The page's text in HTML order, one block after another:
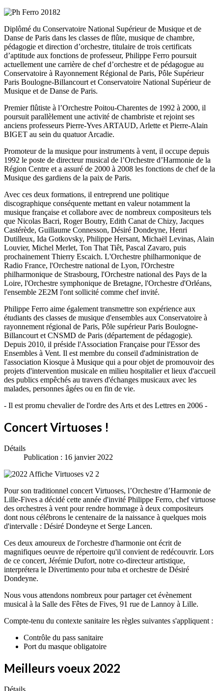
Diplômé du Conservatoire National Supérieur de Musique et de
Danse de Paris dans les classes de flûte, musique de chambre,
pédagogie et direction d’orchestre, titulaire de trois certificats
d’aptitude aux fonctions de professeur, Philippe Ferro poursuit
actuellement une carrière de chef d’orchestre et de pédagogue au
Conservatoire à Rayonnement Régional de Paris, Pôle Supérieur
Paris Boulogne-Billancourt et Conservatoire National Supérieur de
Musique et de Danse de Paris.
Premier flûtiste à l’Orchestre Poitou-Charentes de 1992 à 2000, il
poursuit parallèlement une activité de chambriste et rejoint ses
anciens professeurs Pierre-Yves ARTAUD, Arlette et Pierre-Alain
BIGET au sein du quatuor Arcadie.
Promoteur de la musique pour instruments à vent, il occupe depuis
1992 le poste de directeur musical de l’Orchestre d’Harmonie de la
Région Centre et a assuré de 2000 à 2008 les fonctions de chef de la
Musique des gardiens de la paix de Paris.
Avec ces deux formations, il entreprend une politique
discographique conséquente mettant en valeur notamment la
musique française et collabore avec de nombreux compositeurs tels
que Nicolas Bacri, Roger Boutry, Edith Canat de Chizy, Jacques
Castérède, Guillaume Connesson, Désiré Dondeyne, Henri
Dutilleux, Ida Gotkovsky, Philippe Hersant, Michaël Levinas, Alain
Louvier, Michel Merlet, Ton That Tiêt, Pascal Zavaro, puis
prochainement Thierry Escaich. L'Orchestre philharmonique de
Radio France, l'Orchestre national de Lyon, l'Orchestre
philharmonique de Strasbourg, l'Orchestre national des Pays de la
Loire, l'Orchestre symphonique de Bretagne, l'Orchestre d'Orléans,
l'ensemble 2E2M l'ont sollicité comme chef invité.
Philippe Ferro aime également transmettre son expérience aux
étudiants des classes de musique d'ensembles aux Conservatoire à
rayonnement régional de Paris, Pôle supérieur Paris Boulogne-
Billancourt et CNSMD de Paris (département de pédagogie).
Depuis 2010, il préside l'Association Française pour l'Essor des
Ensembles à Vent. Il est membre du conseil d'administration de
l'association Kiosque à Musique qui a pour objet de promouvoir des
projets d'intervention musicale en milieu hospitalier et lieux d'accueil
des publics empêchés au travers d'échanges musicaux avec les
malades, personnes âgées ou en fin de vie.
- Il est promu chevalier de l'ordre des Arts et des Lettres en 2006 -
Concert Virtuoses !
Détails
Publication : 16 janvier 2022
Pour son traditionnel concert Virtuoses, l’Orchestre d’Harmonie de
Lille-Fives a décidé cette année d'invité Philippe Ferro, chef virtuose
des orchestres à vent pour rendre hommage à deux compositeurs
dont nous célébrons le centenaire de la naissance à quelques mois
d'intervalle : Désiré Dondeyne et Serge Lancen.
Ces deux amoureux de l'orchestre d'harmonie ont écrit de
magnifiques oeuvre de répertoire qu'il convient de redécouvrir. Lors
de ce concert, Jérémie Dufort, notre co-directeur artistique,
interprétera le Divertimento pour tuba et orchestre de Désiré
Dondeyne.
Nous vous attendons nombreux pour partager cet évènement
musical à la Salle des Fêtes de Fives, 91 rue de Lannoy à Lille.
Compte-tenu du contexte sanitaire les règles suivantes s'appliquent :
Contrôle du pass sanitaire
Port du masque obligatoire
Meilleurs voeux 2022
Détails